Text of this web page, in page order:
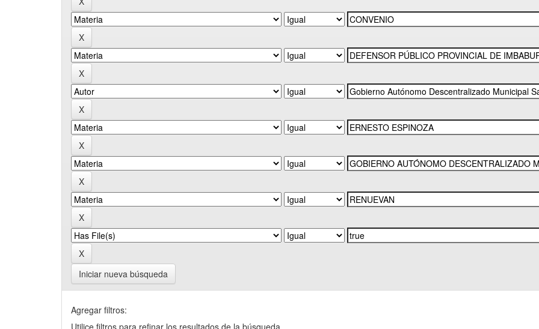
Iniciar nueva búsqueda
Agregar filtros:
Utilice filtros para refinar los resultados de la búsqueda.